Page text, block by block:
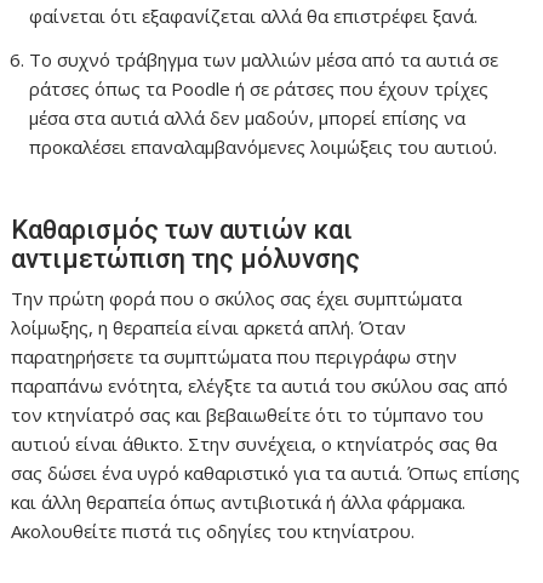
φαίνεται ότι εξαφανίζεται αλλά θα επιστρέφει ξανά.
Το συχνό τράβηγμα των μαλλιών μέσα από τα αυτιά σε
ράτσες όπως τα Poodle ή σε ράτσες που έχουν τρίχες
μέσα στα αυτιά αλλά δεν μαδούν, μπορεί επίσης να
προκαλέσει επαναλαμβανόμενες λοιμώξεις του αυτιού.
Καθαρισμός των αυτιών και
αντιμετώπιση της μόλυνσης
Την πρώτη φορά που ο σκύλος σας έχει συμπτώματα
λοίμωξης, η θεραπεία είναι αρκετά απλή. Όταν
παρατηρήσετε τα συμπτώματα που περιγράφω στην
παραπάνω ενότητα, ελέγξτε τα αυτιά του σκύλου σας από
τον κτηνίατρό σας και βεβαιωθείτε ότι το τύμπανο του
αυτιού είναι άθικτο. Στην συνέχεια, ο κτηνίατρός σας θα
σας δώσει ένα υγρό καθαριστικό για τα αυτιά. Όπως επίσης
και άλλη θεραπεία όπως αντιβιοτικά ή άλλα φάρμακα.
Ακολουθείτε πιστά τις οδηγίες του κτηνίατρου.